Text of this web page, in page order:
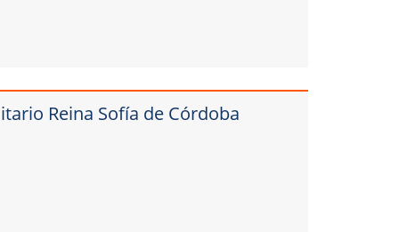
Reina Sofía de Córdoba